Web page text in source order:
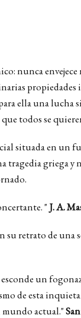
nunca
ella una lucha
todos se
situada en un
tragedia griega y
" J. A.
su retrato de
un
de esta
actual."